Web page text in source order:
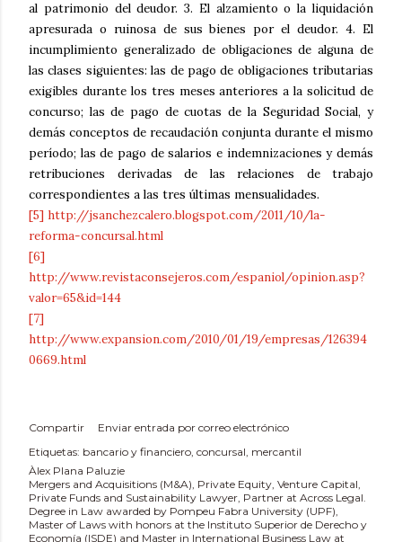
al patrimonio del deudor. 3. El alzamiento o la liquidación
apresurada o ruinosa de sus bienes por el deudor. 4. El
incumplimiento generalizado de obligaciones de alguna de
las clases siguientes: las de pago de obligaciones tributarias
exigibles durante los tres meses anteriores a la solicitud de
concurso; las de pago de cuotas de la Seguridad Social, y
demás conceptos de recaudación conjunta durante el mismo
período; las de pago de salarios e indemnizaciones y demás
retribuciones derivadas de las relaciones de trabajo
correspondientes a las tres últimas mensualidades.
[5] http://jsanchezcalero.blogspot.com/2011/10/la-
reforma-concursal.html
[6]
http://www.revistaconsejeros.com/espaniol/opinion.asp?
valor=65&id=144
[7]
http://www.expansion.com/2010/01/19/empresas/126394
0669.html
Compartir
Enviar entrada por correo electrónico
Etiquetas: bancario y financiero concursal mercantil
Àlex Plana Paluzie
Mergers and Acquisitions (M&A), Private Equity, Venture Capital,
Private Funds and Sustainability Lawyer, Partner at Across Legal.
Degree in Law awarded by Pompeu Fabra University (UPF),
Master of Laws with honors at the Instituto Superior de Derecho y
Economía (ISDE) and Master in International Business Law at